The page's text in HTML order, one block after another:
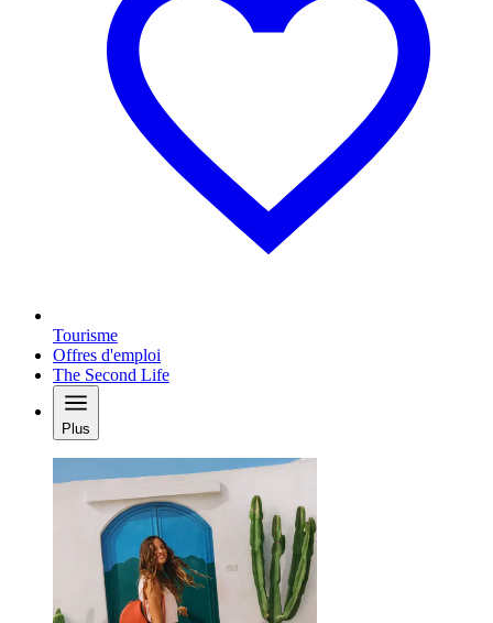
Tourisme
Offres d'emploi
The Second Life
Plus